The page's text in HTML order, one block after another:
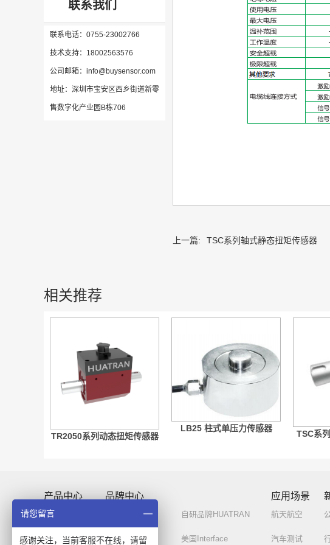
联系我们
联系电话：0755-23002766
技术支持：18002563576
公司邮箱：info@buysensor.com
地址：深圳市宝安区西乡街道新零
售数字化产业园B栋706
上一篇: TSC系列轴式静态扭矩传感器
相关推荐
TR2050系列动态扭矩传感器
LB25 柱式单压力传感器
TSC系
产品中心
力传感器
扭矩传感器
品牌中心
自研品牌-必优 自研品牌HUATRAN
德国ME 美国Interface
应用场景
航天航空
汽车测试
请您留言
感谢关注，当前客服不在线，请留